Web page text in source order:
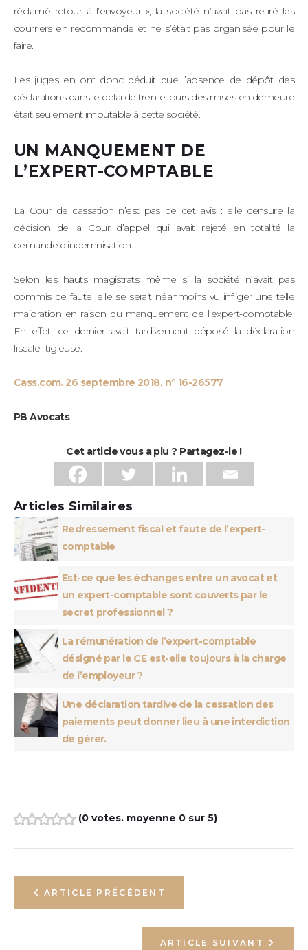
réclamé retour à l’envoyeur », la société n’avait pas retiré les
courriers en recommandé et ne s’était pas organisée pour le
faire.
Les juges en ont donc déduit que l’absence de dépôt des
déclarations dans le délai de trente jours des mises en demeure
était seulement imputable à cette société.
UN MANQUEMENT DE
L’EXPERT-COMPTABLE
La Cour de cassation n’est pas de cet avis : elle censure la
décision de la Cour d’appel qui avait rejeté en totalité la
demande d’indemnisation.
Selon les hauts magistrats même si la société n’avait pas
commis de faute, elle se serait néanmoins vu infliger une telle
majoration en raison du manquement de l’expert-comptable.
En effet, ce dernier avait tardivement déposé la déclaration
fiscale litigieuse.
Cass.com. 26 septembre 2018, n° 16-26577
PB Avocats
Cet article vous a plu ? Partagez-le !
Articles Similaires
Redressement fiscal et faute de l’expert-
comptable
Est-ce que les échanges entre un avocat et
un expert-comptable sont couverts par le
secret professionnel ?
La rémunération de l’expert-comptable
désigné par le CE est-elle toujours à la charge
de l’employeur ?
Une déclaration tardive de la cessation des
paiements peut donner lieu à une interdiction
de gérer.
(0 votes. moyenne 0sur 5)
NAVIGATION
DE
ARTICLE PRÉCÉDENT
ARTICLE SUIVANT